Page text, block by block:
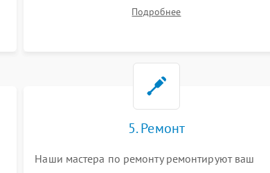
видеостен а также ответит на все ваши вопросы.
Подробнее
5. Ремонт
Наши мастера по ремонту ремонтируют ваш